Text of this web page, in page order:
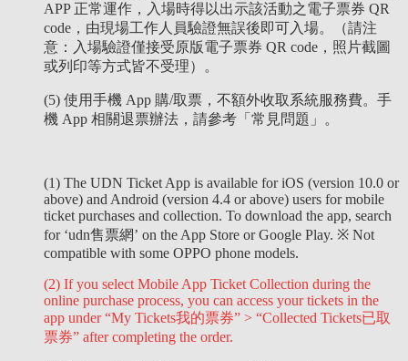
APP 正常運作，入場時得以出示該活動之電子票券 QR
code，由現場工作人員驗證無誤後即可入場。（請注
意：入場驗證僅接受原版電子票券 QR code，照片截圖
或列印等方式皆不受理）。
(5) 使用手機 App 購/取票，不額外收取系統服務費。手
機 App 相關退票辦法，請參考「常見問題」。
(1) The UDN Ticket App is available for iOS (version 10.0 or
above) and Android (version 4.4 or above) users for mobile
ticket purchases and collection. To download the app, search
for ‘udn售票網’ on the App Store or Google Play. ※ Not
compatible with some OPPO phone models.
(2) If you select Mobile App Ticket Collection during the
online purchase process, you can access your tickets in the
app under “My Tickets我的票券” > “Collected Tickets已取
票券” after completing the order.